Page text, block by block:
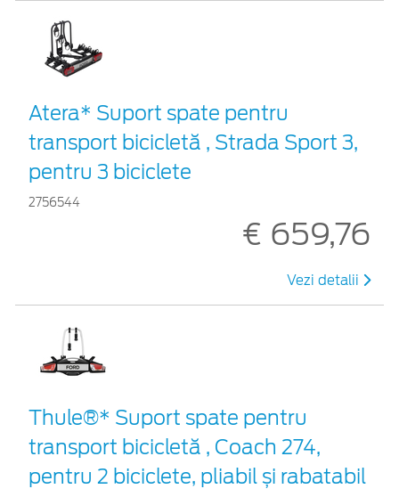
Atera* Suport spate pentru
transport bicicletă , Strada Sport 3,
pentru 3 biciclete
2756544
€ 659,76
Vezi detalii
Thule®* Suport spate pentru
transport bicicletă , Coach 274,
pentru 2 biciclete, pliabil și rabatabil